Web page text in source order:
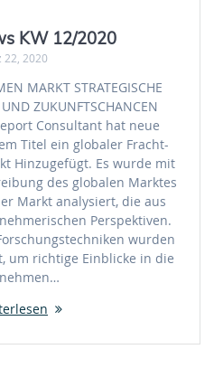
KW 12/2020
22, 2020
MARKT STRATEGISCHE
ZUKUNFTSCHANCEN
Consultant hat neue
Titel ein globaler Fracht-
Hinzugefügt. Es wurde mit
des globalen Marktes
Markt analysiert, die aus
Perspektiven.
wurden
um richtige Einblicke in die